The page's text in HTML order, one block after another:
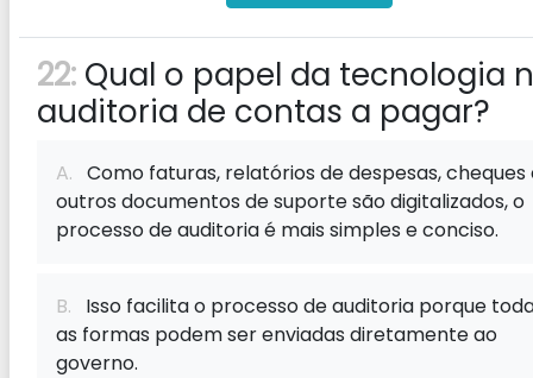
22: Qual o papel da tecnologia
auditoria de contas a pagar?
A. Como faturas, relatórios de despesas, cheques
outros documentos de suporte são digitalizados, o
processo de auditoria é mais simples e conciso.
B. Isso facilita o processo de auditoria porque
as formas podem ser enviadas diretamente ao
governo.